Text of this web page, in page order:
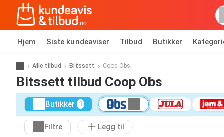
Hjem Siste kundeaviser Tilbud Butikker
Alle tilbud Bitssett Coop Obs
Bitssett tilbud Coop Obs
Butikker 1
Filtre Legg til